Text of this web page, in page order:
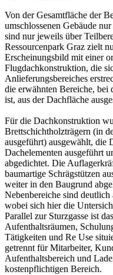
Von der Gesamtfläche der
umschlossenen Gebäude
sind nur jeweils über
Ressourcenpark Graz zielt
Erscheinungsbild mit einer
Flugdachkonstruktion, die
Anlieferungsbereiches
die erwähnten Bereiche, bei
ist, aus der Dachfläche
Für die Dachkonstruktion
Brettschichtholzträgern (in
ausgeführt) ausgewählt, die
Dachelementen ausgeführt
abgedichtet. Die
baumartige Schrägstützen
weiter in den Baugrund
Nebenbereiche sind
wobei sich hier die
Parallel zur Sturzgasse ist
Aufenthaltsräumen,
Tätigkeiten und Re Use
getrennt für Mitarbeiter,
Aufenthaltsbereich und
kostenpflichtigen Bereich.